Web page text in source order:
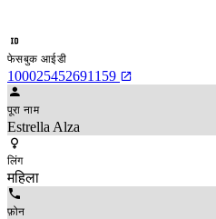
फेसबुक आईडी
100025452691159
पूरा नाम
Estrella Alza
लिंग
महिला
फ़ोन